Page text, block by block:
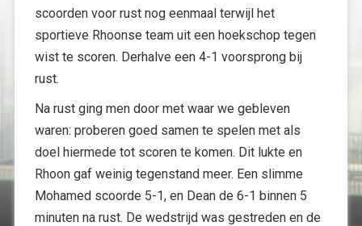
scoorden voor rust nog eenmaal terwijl het
sportieve Rhoonse team uit een hoekschop tegen
wist te scoren. Derhalve een 4-1 voorsprong bij
rust.
Na rust ging men door met waar we gebleven
waren: proberen goed samen te spelen met als
doel hiermede tot scoren te komen. Dit lukte en
Rhoon gaf weinig tegenstand meer. Een slimme
Mohamed scoorde 5-1, en Dean de 6-1 binnen 5
minuten na rust. De wedstrijd was gestreden en de